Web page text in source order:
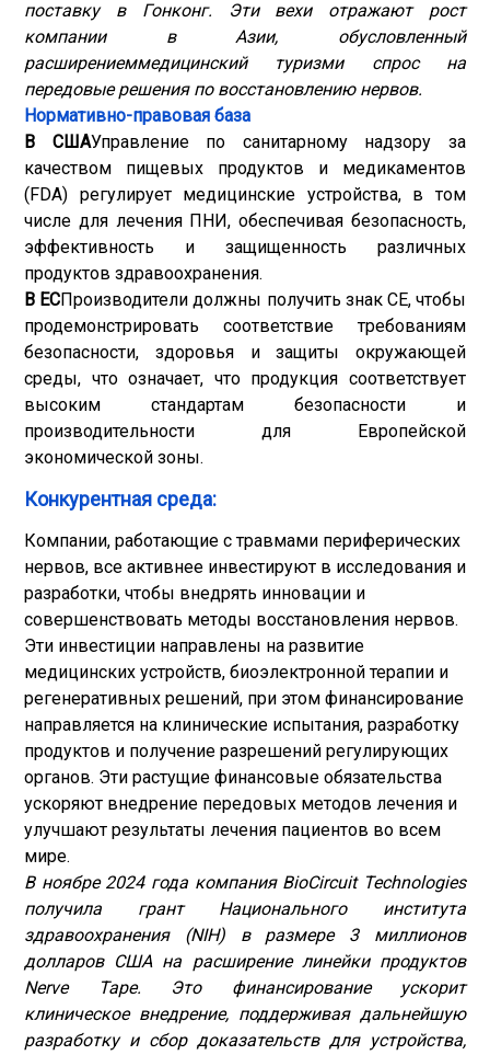
поставку в Гонконг. Эти вехи отражают рост
компании в Азии, обусловленный
расширениеммедицинский туризми спрос на
передовые решения по восстановлению нервов.
Нормативно-правовая база
В СШАУправление по санитарному надзору за
качеством пищевых продуктов и медикаментов
(FDA) регулирует медицинские устройства, в том
числе для лечения ПНИ, обеспечивая безопасность,
эффективность и защищенность различных
продуктов здравоохранения.
В ЕСПроизводители должны получить знак CE, чтобы
продемонстрировать соответствие требованиям
безопасности, здоровья и защиты окружающей
среды, что означает, что продукция соответствует
высоким стандартам безопасности и
производительности для Европейской
экономической зоны.
Конкурентная среда:
Компании, работающие с травмами периферических
нервов, все активнее инвестируют в исследования и
разработки, чтобы внедрять инновации и
совершенствовать методы восстановления нервов.
Эти инвестиции направлены на развитие
медицинских устройств, биоэлектронной терапии и
регенеративных решений, при этом финансирование
направляется на клинические испытания, разработку
продуктов и получение разрешений регулирующих
органов. Эти растущие финансовые обязательства
ускоряют внедрение передовых методов лечения и
улучшают результаты лечения пациентов во всем
мире.
В ноябре 2024 года компания BioCircuit Technologies
получила грант Национального института
здравоохранения (NIH) в размере 3 миллионов
долларов США на расширение линейки продуктов
Nerve Tape. Это финансирование ускорит
клиническое внедрение, поддерживая дальнейшую
разработку и сбор доказательств для устройства,